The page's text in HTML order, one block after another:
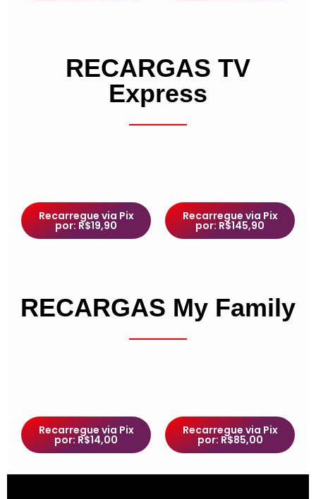
RECARGAS TV
Express
Recarregue via Pix
por: R$19,90
Recarregue via Pix
por: R$145,90
RECARGAS My Family
Recarregue via Pix
por: R$14,00
Recarregue via Pix
por: R$85,00